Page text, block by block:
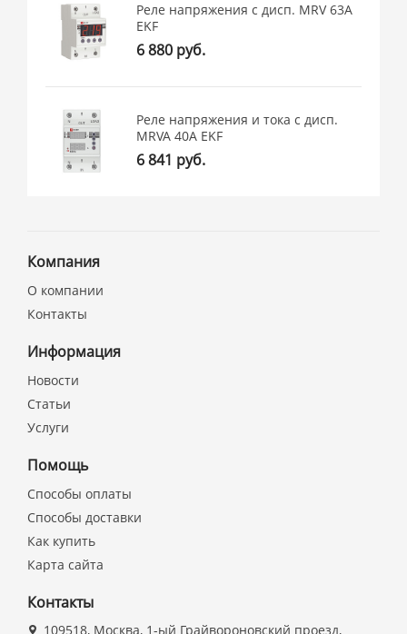
Реле напряжения с дисп. MRV 63A
EKF
6 880 руб.
Реле напряжения и тока с дисп.
MRVA 40A EKF
6 841 руб.
Компания
О компании
Контакты
Информация
Новости
Статьи
Услуги
Помощь
Способы оплаты
Способы доставки
Как купить
Карта сайта
Контакты
109518, Москва, 1-ый Грайвороновский проезд,